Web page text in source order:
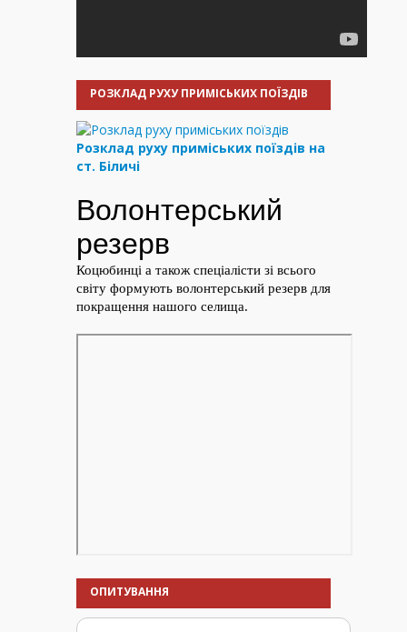
РОЗКЛАД РУХУ ПРИМІСЬКИХ ПОЇЗДІВ
Розклад руху приміських поїздів на
ст. Біличі
ОПИТУВАННЯ